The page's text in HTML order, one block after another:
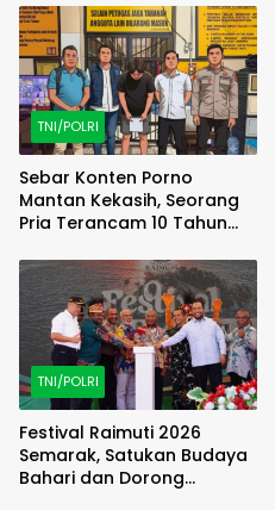
TNI/POLRI
Sebar Konten Porno
Mantan Kekasih, Seorang
Pria Terancam 10 Tahun
TNI/POLRI
Festival Raimuti 2026
Semarak, Satukan Budaya
Bahari dan Dorong